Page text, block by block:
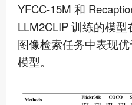
YFCC-15M 和
LLM2CLIP 训练的模
图像检索任务中表现
模型。